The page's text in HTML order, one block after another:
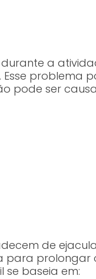
a
problema
pode ser
de
para prolongar
se baseia em: